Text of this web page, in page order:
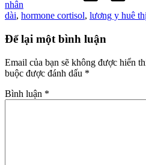
nhân
dài, hormone cortisol, lương y huê thị
Để lại một bình luận
Email của bạn sẽ không được hiển
buộc được đánh dấu *
Bình luận *